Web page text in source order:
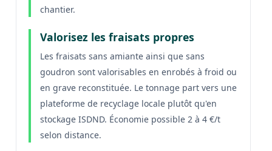
chantier.
Valorisez les fraisats propres
Les fraisats sans amiante ainsi que sans
goudron sont valorisables en enrobés à froid ou
en grave reconstituée. Le tonnage part vers une
plateforme de recyclage locale plutôt qu'en
stockage ISDND. Économie possible 2 à 4 €/t
selon distance.